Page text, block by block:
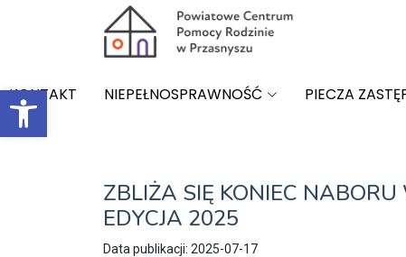
Open toolbar
KONTAKT NIEPEŁNOSPRAWNOŚĆ PIECZA
ZBLIŻA SIĘ KONIEC
EDYCJA 2025
Data publikacji: 2025-07-17